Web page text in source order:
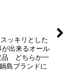
ッキリとした
出来るオール
品 どちらか一
島ブランドに